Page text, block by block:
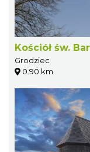
Kościół św.
Grodziec
0.90 km